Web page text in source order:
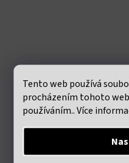
Tento web používá
procházením tohoto
používáním.. Více